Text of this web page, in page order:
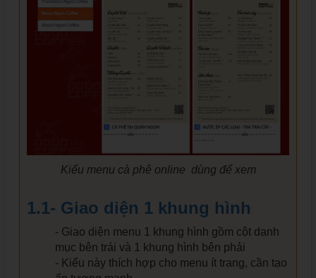
Kiểu menu cà phê online dùng để xem
1.1- Giao diện 1 khung hình
- Giao diện menu 1 khung hình gồm cột danh
mục bên trái và 1 khung hình bên phải
- Kiểu này thích hợp cho menu ít trang, cần tạo